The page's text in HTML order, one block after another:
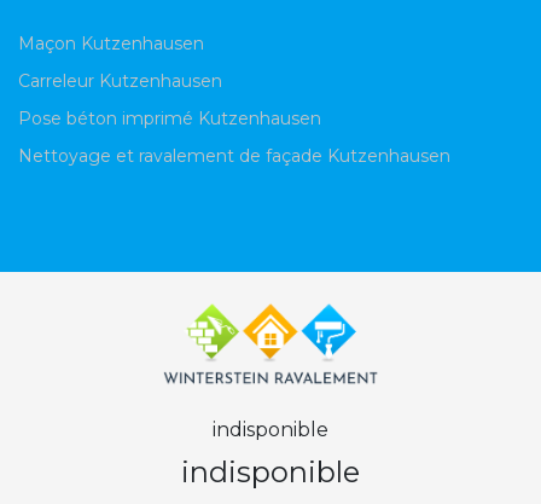
Maçon Kutzenhausen
Carreleur Kutzenhausen
Pose béton imprimé Kutzenhausen
Nettoyage et ravalement de façade Kutzenhausen
indisponible
indisponible